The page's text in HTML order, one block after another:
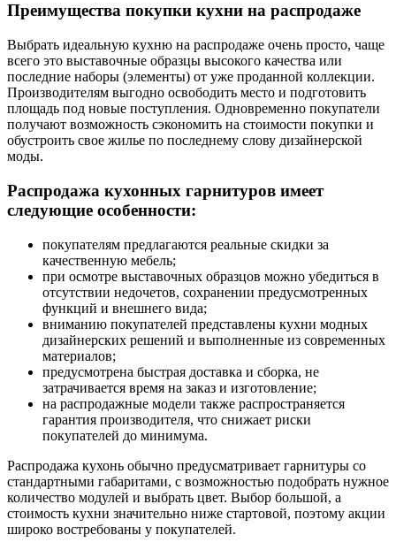
Преимущества покупки кухни на распродаже
Выбрать идеальную кухню на распродаже очень просто, чаще
всего это выставочные образцы высокого качества или
последние наборы (элементы) от уже проданной коллекции.
Производителям выгодно освободить место и подготовить
площадь под новые поступления. Одновременно покупатели
получают возможность сэкономить на стоимости покупки и
обустроить свое жилье по последнему слову дизайнерской
моды.
Распродажа кухонных гарнитуров имеет
следующие особенности:
покупателям предлагаются реальные скидки за
качественную мебель;
при осмотре выставочных образцов можно убедиться в
отсутствии недочетов, сохранении предусмотренных
функций и внешнего вида;
вниманию покупателей представлены кухни модных
дизайнерских решений и выполненные из современных
материалов;
предусмотрена быстрая доставка и сборка, не
затрачивается время на заказ и изготовление;
на распродажные модели также распространяется
гарантия производителя, что снижает риски
покупателей до минимума.
Распродажа кухонь обычно предусматривает гарнитуры со
стандартными габаритами, с возможностью подобрать нужное
количество модулей и выбрать цвет. Выбор большой, а
стоимость кухни значительно ниже стартовой, поэтому акции
широко востребованы у покупателей.